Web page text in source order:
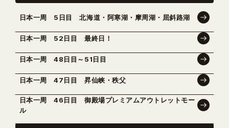
日本一周 5日目 北海道・阿寒湖・摩周湖・屈斜路湖
日本一周 52日目 最終日！
日本一周 48日目～51日目
日本一周 47日目 昇仙峡・秩父
日本一周 46日目 御殿場プレミアムアウトレットモー
ル